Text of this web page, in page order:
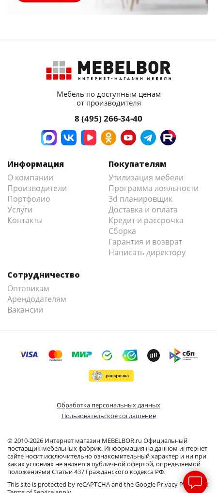
Мебель по доступным ценам
от производителя
8 (495) 266-34-40
Информация
О компании
Производители
Портфолио
Услуги
Контакты
Покупателям
Утилизация мебели
Программа лояльности
3d планировщик
Доставка и оплата
Кредит и рассрочка
Сборка
Гарантия и возврат
Написать директору
Сотрудничество
Оптовикам
Арендодателям
Вакансии
© 2010-2026 Интернет магазин MEBELBOR.ru Официальный
поставщик мебельных фабрик. Информация на данном интернет-
сайте носит исключительно ознакомительный характер и ни при
каких условиях не является публичной офертой, определяемой
положениями Статьи 437 Гражданского кодекса РФ.
This site is protected by reCAPTCHA and the Google Privacy Policyand
Обработка персональных данных
Пользовательское соглашение